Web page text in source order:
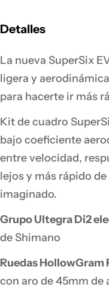
Detalles
La nueva SuperSix
ligera y
para hacerte ir más
Kit de cuadro
bajo coeficiente
entre velocidad,
lejos y más rápido
imaginado.
Grupo Ultegra Di2
de Shimano
Ruedas HollowGram
con aro de 45mm de